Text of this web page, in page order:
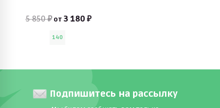
5 850 ₽ от3 180 ₽
140
Подпишитесь на рассылку